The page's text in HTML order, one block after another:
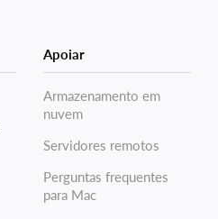
Apoiar
Armazenamento em
nuvem
Servidores remotos
Perguntas frequentes
para Mac